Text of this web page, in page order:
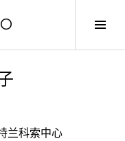
兰科索中心